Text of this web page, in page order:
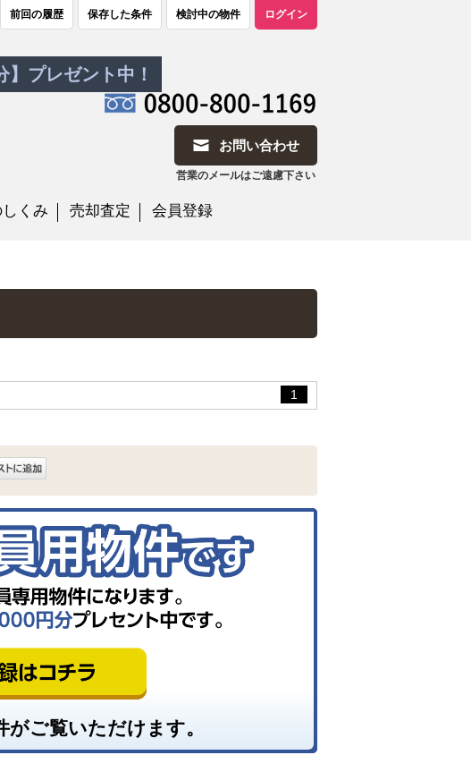
前回の履歴 保存した条件 検討中の物件 ログイン
プレゼント中！
お問い合わせ
営業のメールはご遠慮下さい
くみ 売却査定 会員登録
1
がご覧いただけます。